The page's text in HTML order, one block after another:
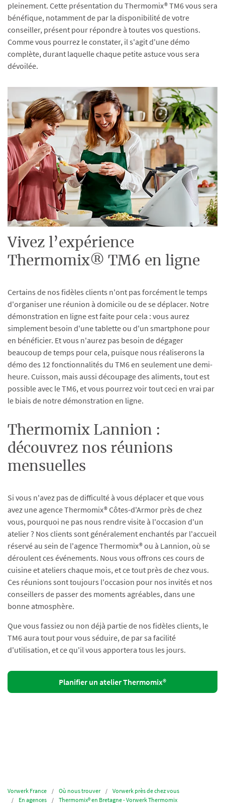
pleinement. Cette présentation du Thermomix® TM6 vous sera
bénéfique, notamment de par la disponibilité de votre
conseiller, présent pour répondre à toutes vos questions.
Comme vous pourrez le constater, il s'agit d'une démo
complète, durant laquelle chaque petite astuce vous sera
dévoilée.
Vivez l’expérience
Thermomix® TM6 en ligne
Certains de nos fidèles clients n'ont pas forcément le temps
d'organiser une réunion à domicile ou de se déplacer. Notre
démonstration en ligne est faite pour cela : vous aurez
simplement besoin d'une tablette ou d'un smartphone pour
en bénéficier. Et vous n'aurez pas besoin de dégager
beaucoup de temps pour cela, puisque nous réaliserons la
démo des 12 fonctionnalités du TM6 en seulement une demi-
heure. Cuisson, mais aussi découpage des aliments, tout est
possible avec le TM6, et vous pourrez voir tout ceci en vrai par
le biais de notre démonstration en ligne.
Thermomix Lannion :
découvrez nos réunions
mensuelles
Si vous n'avez pas de difficulté à vous déplacer et que vous
avez une agence Thermomix® Côtes-d'Armor près de chez
vous, pourquoi ne pas nous rendre visite à l'occasion d'un
atelier ? Nos clients sont généralement enchantés par l'accueil
réservé au sein de l'agence Thermomix® ou à Lannion, où se
déroulent ces événements. Nous vous offrons ces cours de
cuisine et ateliers chaque mois, et ce tout près de chez vous.
Ces réunions sont toujours l'occasion pour nos invités et nos
conseillers de passer des moments agréables, dans une
bonne atmosphère.
Que vous fassiez ou non déjà partie de nos fidèles clients, le
TM6 aura tout pour vous séduire, de par sa facilité
d'utilisation, et ce qu'il vous apportera tous les jours.
Planifier un atelier Thermomix®
Vorwerk France Où nous trouver
Vorwerk près de chez vous
En agences
Thermomix® en Bretagne - Vorwerk Thermomix